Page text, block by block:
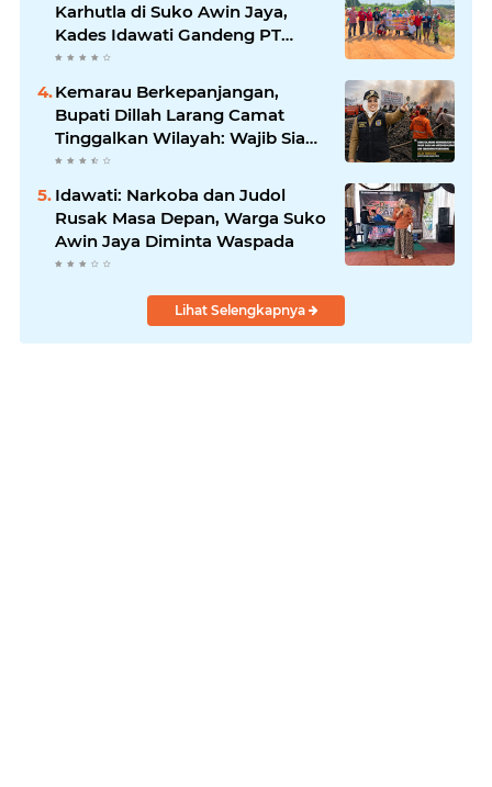
Karhutla di Suko Awin Jaya,
Kades Idawati Gandeng PT
BBB-S, TNI dan BPD
Kemarau Berkepanjangan,
Bupati Dillah Larang Camat
Tinggalkan Wilayah: Wajib Siaga
Hadapi Karhutla dan Kebakaran
Permukiman
Idawati: Narkoba dan Judol
Rusak Masa Depan, Warga Suko
Awin Jaya Diminta Waspada
Lihat Selengkapnya